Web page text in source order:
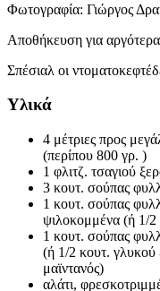
Φωτογραφία: Γιώργος
Αποθήκευση για αργότερα
Σπέσιαλ οι
Υλικά
4 μέτριες προς
(περίπου 800 γρ. )
1 φλιτζ. τσαγιού
3 κουτ. σούπας
1 κουτ. σούπας
ψιλοκομμένα (ή 1/2
1 κουτ. σούπας
(ή 1/2 κουτ. γλυκού
μαϊντανός)
αλάτι,